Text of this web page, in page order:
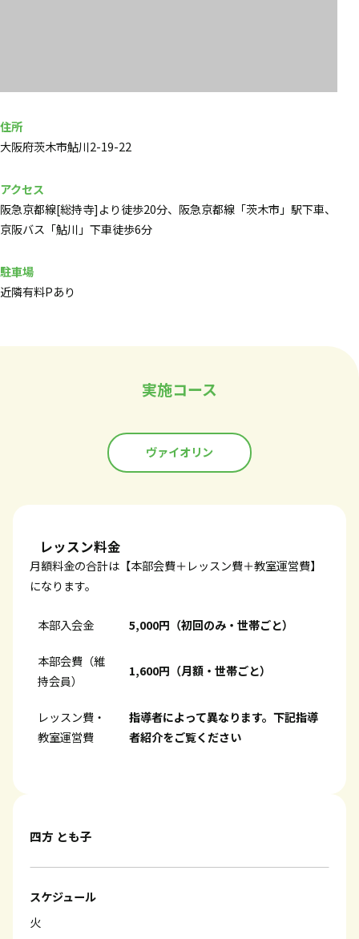
住所
大阪府茨木市鮎川2-19-22
アクセス
阪急京都線[総持寺]より徒歩20分、阪急京都線「茨木市」駅下車、
京阪バス「鮎川」下車徒歩6分
駐車場
近隣有料Pあり
実施コース
ヴァイオリン
レッスン料金
月額料金の合計は【本部会費＋レッスン費＋教室運営費】
になります。
本部入会金 5,000円（初回のみ・世帯ごと）
本部会費（維
持会員）
1,600円（月額・世帯ごと）
レッスン費・
教室運営費
指導者によって異なります。下記指導
者紹介をご覧ください
四方 とも子
スケジュール
火